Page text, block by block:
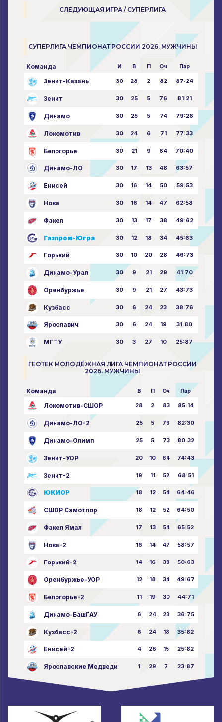
СЛЕДУЮЩАЯ ИГРА / СУПЕРЛИГА
СУПЕРЛИГА ЧЕМПИОНАТ РОССИИ 2026. МУЖЧИНЫ
Команда И В П Оч Пар
Зенит-Казань 30 28 2 82 87:24
Зенит 30 25 5 76 81:21
Динамо 30 25 5 74 79:26
Локомотив 30 24 6 71 77:33
Белогорье 30 21 9 64 70:40
Динамо-ЛО 30 17 13 48 63:57
Енисей 30 16 14 50 59:53
Нова 30 16 14 47 62:58
Факел 30 13 17 38 49:62
Газпром-Югра 30 12 18 34 45:63
Горький 30 10 20 28 46:73
Динамо-Урал 30 9 21 29 41:70
Оренбуржье 30 9 21 27 43:73
Кузбасс 30 6 24 23 38:76
Ярославич 30 6 24 19 31:80
МГТУ 30 3 27 10 25:87
ГЕОТЕК МОЛОДЁЖНАЯ ЛИГА ЧЕМПИОНАТ РОССИИ
2026. МУЖЧИНЫ
Команда В П Оч Пар
Локомотив-СШОР 28 2 83 85:14
Динамо-ЛО-2 25 5 76 82:30
Динамо-Олимп 25 5 73 80:32
Зенит-УОР 20 10 64 74:43
Зенит-2 19 11 52 68:51
ЮКИОР 18 12 54 64:46
СШОР Самотлор 18 12 52 64:50
Факел Ямал 17 13 54 65:52
Нова-2 16 14 47 58:57
Горький-2 14 16 38 50:63
Оренбуржье-УОР 12 18 34 49:67
Белогорье-2 11 19 30 44:71
Динамо-БашГАУ 6 24 23 36:75
Кузбасс-2 6 24 18 35:82
Енисей-2 4 26 15 25:82
Ярославские Медведи 1 29 7 23:87